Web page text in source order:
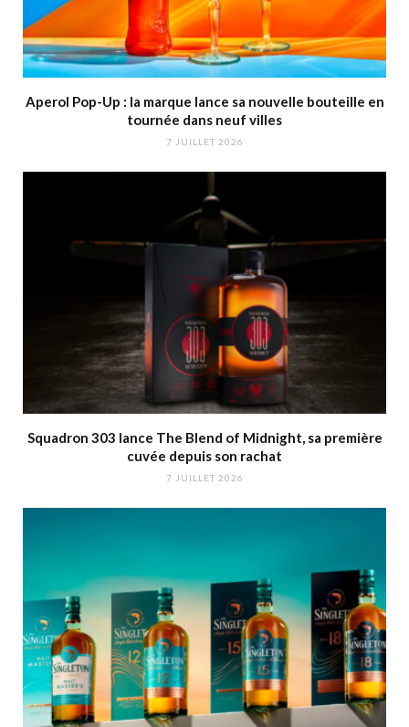
Aperol Pop-Up : la marque lance sa nouvelle bouteille en
tournée dans neuf villes
7 JUILLET 2026
Squadron 303 lance The Blend of Midnight, sa première
cuvée depuis son rachat
7 JUILLET 2026